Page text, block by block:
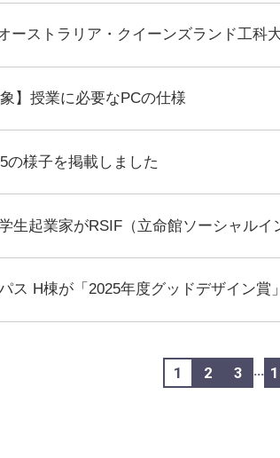
ーストラリア・クイーンズランド工科
】授業に必要なPCの仕様
の様子を掲載しました
生起業家がRSIF（立命館ソーシャル
ス H棟が「2025年度グッドデザイン賞
1 2 3 …